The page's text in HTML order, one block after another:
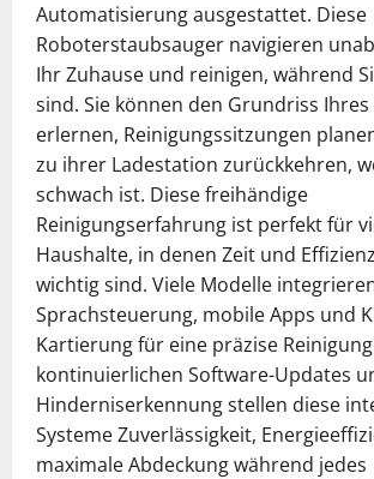
Automatisierung ausgestattet. Diese
Roboterstaubsauger navigieren
Ihr Zuhause und reinigen, während
sind. Sie können den Grundriss Ihres
erlernen, Reinigungssitzungen
zu ihrer Ladestation zurückkehren,
schwach ist. Diese freihändige
Reinigungserfahrung ist perfekt für
Haushalte, in denen Zeit und
wichtig sind. Viele Modelle
Sprachsteuerung, mobile Apps und
Kartierung für eine präzise
kontinuierlichen Software-Updates
Hinderniserkennung stellen diese
Systeme Zuverlässigkeit,
maximale Abdeckung während jedes